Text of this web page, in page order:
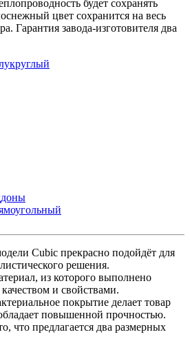
будет сохранять
цвет сохранится на весь
Гарантия завода-изготовителя два
Cubic прекрасно подойдёт для
решения.
из которого выполнено
и свойствами.
покрытие делает товар
повышенной прочностью.
что предлагается два размерных